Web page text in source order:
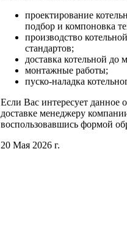
проектирование
подбор и компоновка
производство
стандартов;
доставка котельной до
монтажные работы;
пуско-наладка
Если Вас интересует данное
доставке менеджеру
воспользовавшись формой
20 Мая 2026 г.